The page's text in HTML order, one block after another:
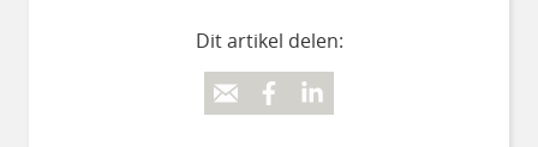
Dit artikel delen: